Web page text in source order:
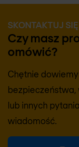
SKONTAKTUJ
Czy masz
omówić?
Chętnie
bezpieczeństwa,
lub innych
wiadomość.